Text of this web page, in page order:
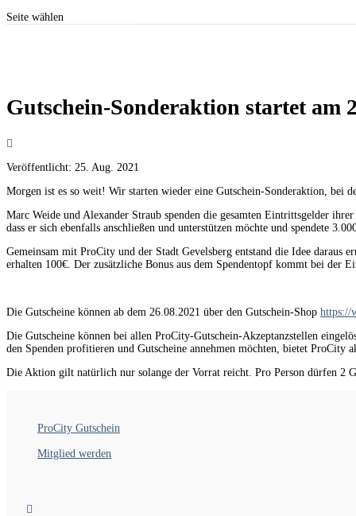
Seite wählen
Gutschein-Sonderaktion startet am
Veröffentlicht: 25. Aug. 2021
Morgen ist es so weit! Wir starten wieder eine Gutschein-Sonderaktion, bei
Marc Weide und Alexander Straub spenden die gesamten Eintrittsgelder
dass er sich ebenfalls anschließen und unterstützen möchte und spendete
Gemeinsam mit ProCity und der Stadt Gevelsberg entstand die Idee daraus
erhalten 100€. Der zusätzliche Bonus aus dem Spendentopf kommt bei der
Die Gutscheine können ab dem 26.08.2021 über den Gutschein-Shop https://
Die Gutscheine können bei allen ProCity-Gutschein-Akzeptanzstellen
den Spenden profitieren und Gutscheine annehmen möchten, bietet
Die Aktion gilt natürlich nur solange der Vorrat reicht. Pro Person dürfen 2
ProCity Gutschein
Mitglied werden
